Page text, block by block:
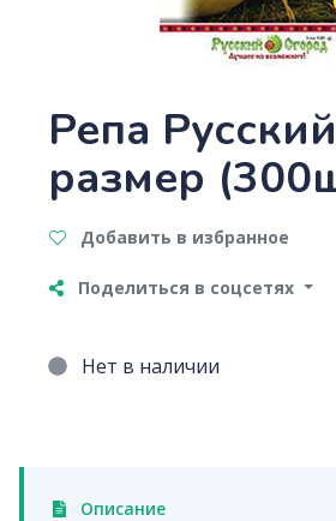
Репа Русский
размер
Добавить в избранное
Поделиться в соцсетях
Нет в наличии
Описание